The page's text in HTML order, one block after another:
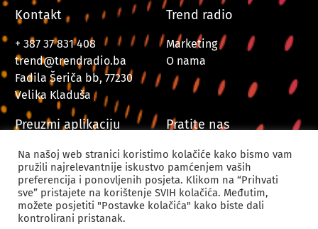
Kontakt
+ 387 37 831 408
trend@trendradio.ba
Fadila Šeriča bb, 77230
Velika Kladuša
Trend radio
Marketing
O nama
Preuzmi aplikaciju Pratite nas
Na našoj web stranici koristimo kolačiće kako bismo vam
pružili najrelevantnije iskustvo pamćenjem vaših
preferencija i ponovljenih posjeta. Klikom na “Prihvati
sve” pristajete na korištenje SVIH kolačića. Međutim,
možete posjetiti "Postavke kolačića" kako biste dali
kontrolirani pristanak.